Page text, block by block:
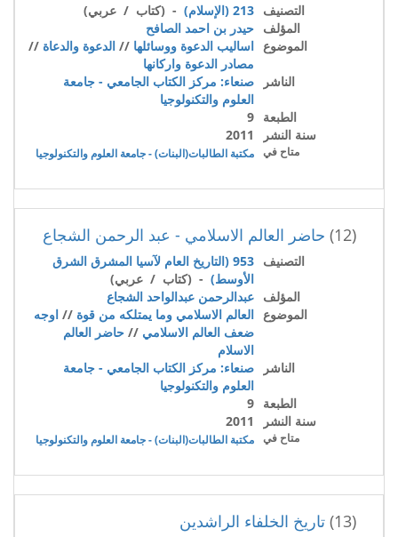
التصنيف 213 (الإسلام)
- (كتاب / عربي)
المؤلف حيدر بن احمد الصافح
الموضوع اساليب الدعوة ووسائلها // الدعوة والدعاة //
مصادر الدعوة واركانها
الناشر
صنعاء: مركز الكتاب الجامعي - جامعة
العلوم والتكنولوجيا
الطبعة 9
سنة النشر
2011
متاح في مكتبة الطالبات(البنات) - جامعة العلوم والتكنولوجيا
(12) حاضر العالم الاسلامي - عبد الرحمن الشجاع
التصنيف
953 (التاريخ العام لآسيا المشرق الشرق
الأوسط) - (كتاب / عربي)
المؤلف عبدالرحمن عبدالواحد الشجاع
الموضوع العالم الاسلامي وما يمتلكه من قوة // اوجه
ضعف العالم الاسلامي // حاضر العالم
الاسلام
الناشر
صنعاء: مركز الكتاب الجامعي - جامعة
العلوم والتكنولوجيا
الطبعة 9
سنة النشر
2011
متاح في مكتبة الطالبات(البنات) - جامعة العلوم والتكنولوجيا
(13) تاريخ الخلفاء الراشدين